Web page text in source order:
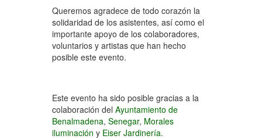
Queremos agradece de todo corazón la
solidaridad de los asistentes, así como el
importante apoyo de los colaboradores,
voluntarios y artistas que han hecho
posible este evento.
Este evento ha sido posible gracias a la
colaboración del Ayuntamiento de
Benalmadena, Senegar, Morales
iluminación y Eiser Jardinería.